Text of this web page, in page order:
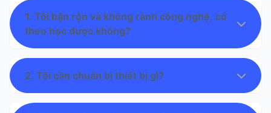
1. Tôi bận rộn và không rành công nghệ, có
theo học được không?
2. Tôi cần chuẩn bị thiết bị gì?